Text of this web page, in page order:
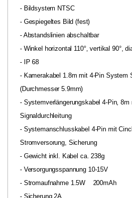
- Bildsystem NTSC
- Gespiegeltes Bild (fest)
- Abstandslinien abschaltbar
- Winkel horizontal 110°, vertikal 90°,
- IP 68
- Kamerakabel 1.8m mit 4-Pin System
(Durchmesser 5.9mm)
- Systemverlängerungskabel 4-Pin, 8m
Signaldurchleitung
- Systemanschlusskabel 4-Pin mit
Stromversorung, Sicherung
- Gewicht inkl. Kabel ca. 238g
- Versorgungsspannung 10-15V
- Stromaufnahme 1.5W 200mAh
- Sicherung 2A